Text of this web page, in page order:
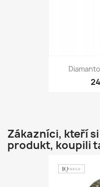
Zákazníci, kteří
produkt, koupili